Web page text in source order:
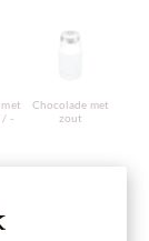
/ -
Chocolade met
zout